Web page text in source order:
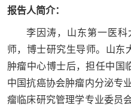
报告人简介：
李因涛，山东第一医
师，博士研究生导师。山东
肿瘤中心博士后，担任中国
中国抗癌协会肿瘤内分泌专
瘤临床研究管理学专业委员